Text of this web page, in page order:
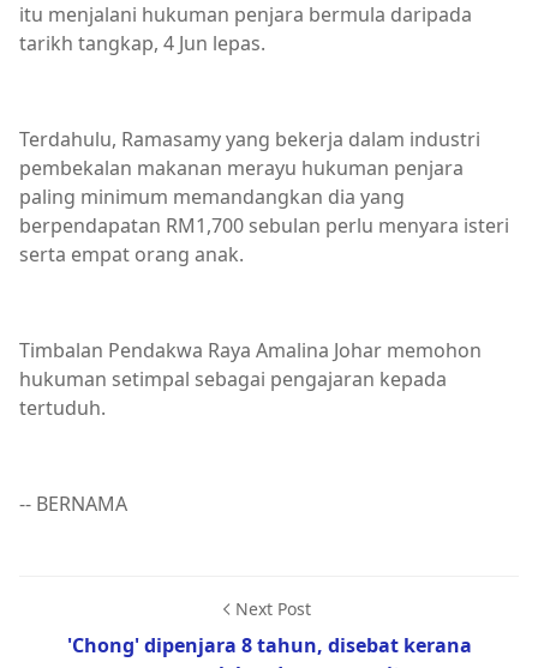
itu menjalani hukuman penjara bermula daripada
tarikh tangkap, 4 Jun lepas.
Terdahulu, Ramasamy yang bekerja dalam industri
pembekalan makanan merayu hukuman penjara
paling minimum memandangkan dia yang
berpendapatan RM1,700 sebulan perlu menyara isteri
serta empat orang anak.
Timbalan Pendakwa Raya Amalina Johar memohon
hukuman setimpal sebagai pengajaran kepada
tertuduh.
-- BERNAMA
Next Post
'Chong' dipenjara 8 tahun, disebat kerana